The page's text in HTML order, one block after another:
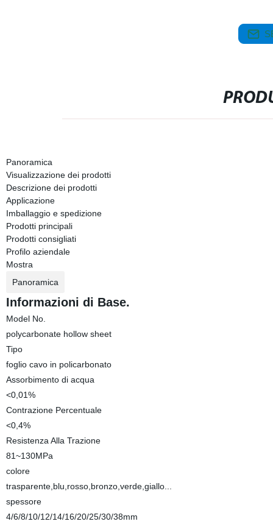
Panoramica
Visualizzazione dei prodotti
Descrizione dei prodotti
Applicazione
Imballaggio e spedizione
Prodotti principali
Prodotti consigliati
Profilo aziendale
Mostra
Panoramica
Informazioni di Base.
Model No.
polycarbonate hollow sheet
Tipo
foglio cavo in policarbonato
Assorbimento di acqua
<0,01%
Contrazione Percentuale
<0,4%
Resistenza Alla Trazione
81~130MPa
colore
trasparente,blu,rosso,bronzo,verde,giallo...
spessore
4/6/8/10/12/14/16/20/25/30/38mm